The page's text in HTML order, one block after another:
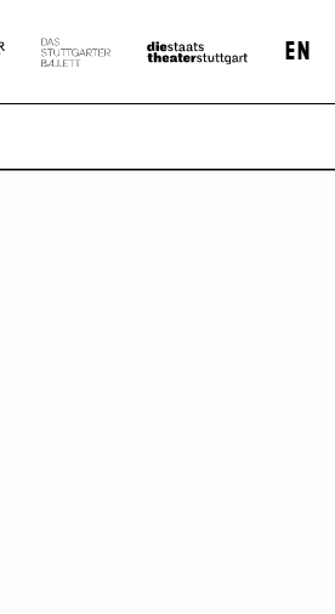
EN